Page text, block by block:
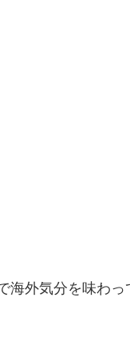
海外気分を味わっ